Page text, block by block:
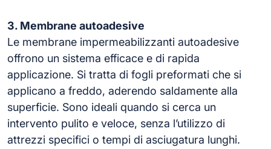
3. Membrane autoadesive
Le membrane impermeabilizzanti autoadesive
offrono un sistema efficace e di rapida
applicazione. Si tratta di fogli preformati che si
applicano a freddo, aderendo saldamente alla
superficie. Sono ideali quando si cerca un
intervento pulito e veloce, senza l’utilizzo di
attrezzi specifici o tempi di asciugatura lunghi.